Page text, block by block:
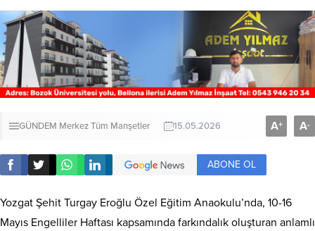
GÜNDEM MerkezTüm Manşetler 15.05.2026 A+ A-
ABONE OL
Yozgat Şehit Turgay Eroğlu Özel Eğitim Anaokulu’nda, 10-16
Mayıs Engelliler Haftası kapsamında farkındalık oluşturan anlamlı